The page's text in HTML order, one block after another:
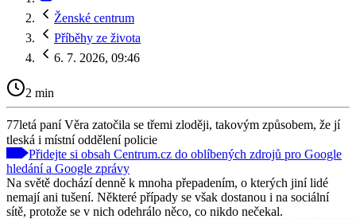
Ženské centrum
Příběhy ze života
6. 7. 2026, 09:46
2 min
77letá paní Věra zatočila se třemi zloději, takovým způsobem, že jí
tleská i místní oddělení policie
Přidejte si obsah Centrum.cz do oblíbených zdrojů pro Google
hledání a Google zprávy
Na světě dochází denně k mnoha přepadením, o kterých jiní lidé
nemají ani tušení. Některé případy se však dostanou i na sociální
sítě, protože se v nich odehrálo něco, co nikdo nečekal.